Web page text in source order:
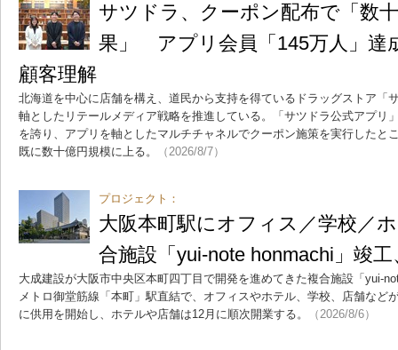
サツドラ、クーポン配布で「数
果」 アプリ会員「145万人」達
顧客理解
北海道を中心に店舗を構え、道民から支持を得ているドラッグストア「
軸としたリテールメディア戦略を推進している。「サツドラ公式アプリ
を誇り、アプリを軸としたマルチチャネルでクーポン施策を実行したと
既に数十億円規模に上る。
（2026/8/7）
プロジェクト：
大阪本町駅にオフィス／学校／
合施設「yui-note honmachi」竣
大成建設が大阪市中央区本町四丁目で開発を進めてきた複合施設「yui-
メトロ御堂筋線「本町」駅直結で、オフィスやホテル、学校、店舗など
に供用を開始し、ホテルや店舗は12月に順次開業する。
（2026/8/6）